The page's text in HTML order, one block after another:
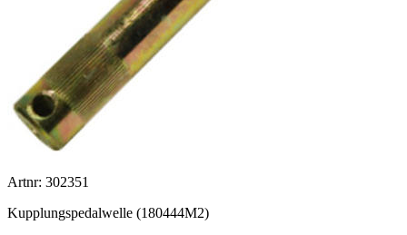
Artnr: 302351
Kupplungspedalwelle (180444M2)